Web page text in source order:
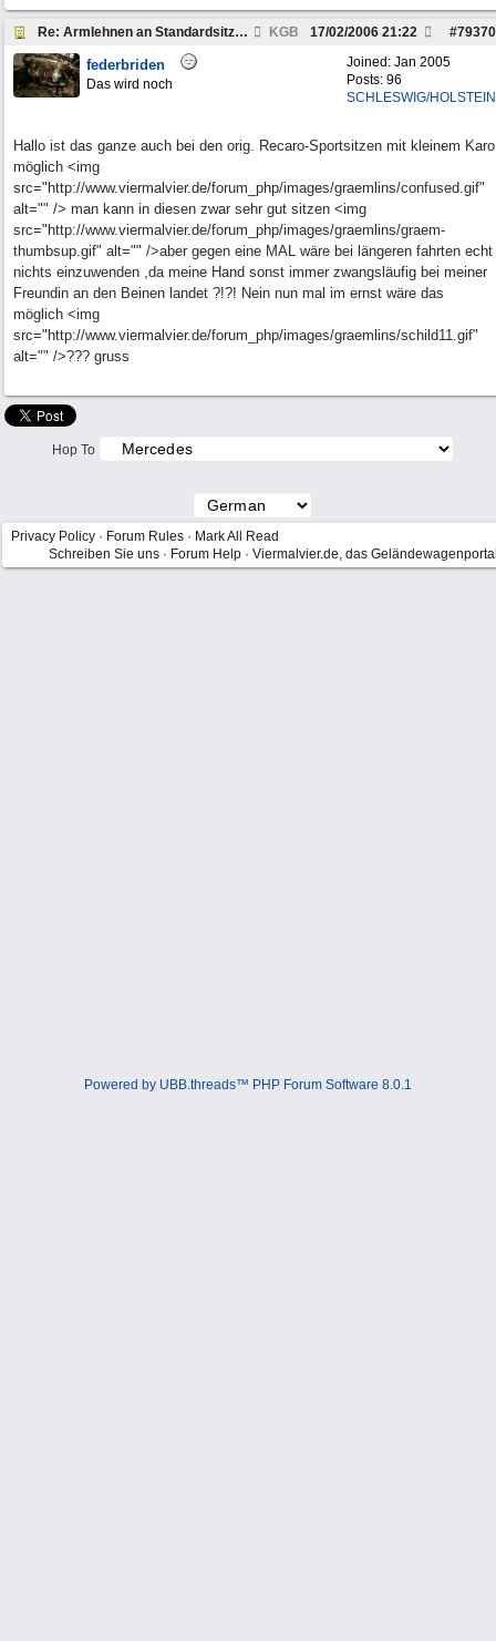
Re: Armlehnen an Standardsitze ? KGB #79370
17/02/2006 21:22
Joined: Jan 2005
Posts: 96
SCHLESWIG/HOLSTEIN
federbriden
Das wird noch
Hallo ist das ganze auch bei den orig. Recaro-Sportsitzen mit kleinem Karo
möglich <img
src="http://www.viermalvier.de/forum_php/images/graemlins/confused.gif"
alt="" /> man kann in diesen zwar sehr gut sitzen <img
src="http://www.viermalvier.de/forum_php/images/graemlins/graem-
thumbsup.gif" alt="" />aber gegen eine MAL wäre bei längeren fahrten echt
nichts einzuwenden ,da meine Hand sonst immer zwangsläufig bei meiner
Freundin an den Beinen landet ?!?! Nein nun mal im ernst wäre das
möglich <img
src="http://www.viermalvier.de/forum_php/images/graemlins/schild11.gif"
alt="" />??? gruss
Hop To
Privacy Policy · Forum Rules · Mark All Read
Schreiben Sie uns · Forum Help · Viermalvier.de, das
Powered by UBB.threads™ PHP Forum Software 8.0.1